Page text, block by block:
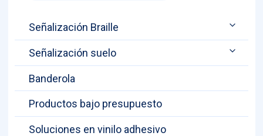
Señalización Braille
Señalización suelo
Banderola
Productos bajo presupuesto
Soluciones en vinilo adhesivo